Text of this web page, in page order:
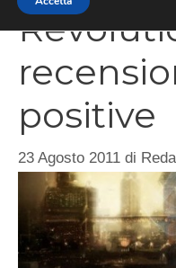
positive
23 Agosto 2011 di